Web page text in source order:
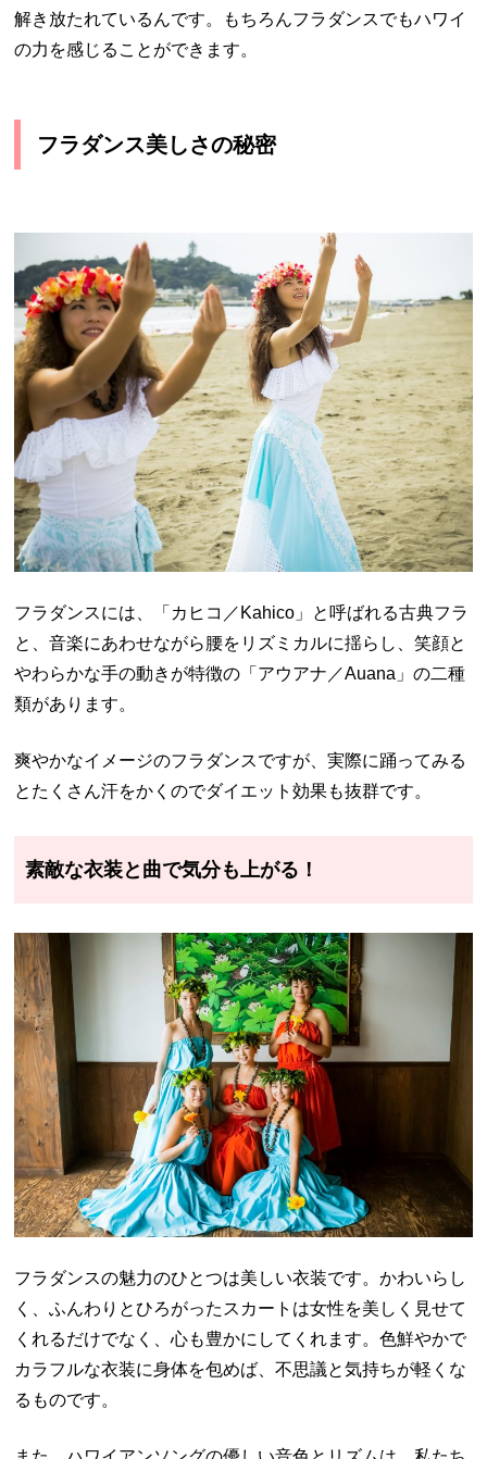
解き放たれているんです。もちろんフラダンスでもハワイ
の力を感じることができます。
フラダンス美しさの秘密
フラダンスには、「カヒコ／Kahico」と呼ばれる古典フラ
と、音楽にあわせながら腰をリズミカルに揺らし、笑顔と
やわらかな手の動きが特徴の「アウアナ／Auana」の二種
類があります。
爽やかなイメージのフラダンスですが、実際に踊ってみる
とたくさん汗をかくのでダイエット効果も抜群です。
素敵な衣装と曲で気分も上がる！
フラダンスの魅力のひとつは美しい衣装です。かわいらし
く、ふんわりとひろがったスカートは女性を美しく見せて
くれるだけでなく、心も豊かにしてくれます。色鮮やかで
カラフルな衣装に身体を包めば、不思議と気持ちが軽くな
るものです。